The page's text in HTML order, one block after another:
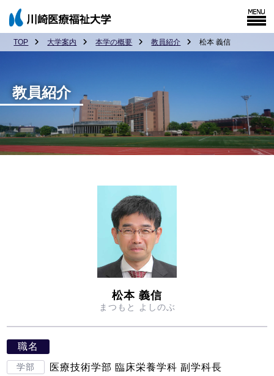
TOP 大学案内 本学の概要 教員紹介 松本 義信
教員紹介
松本 義信
まつもと よしのぶ
職名
学部
医療技術学部 臨床栄養学科 副学科長